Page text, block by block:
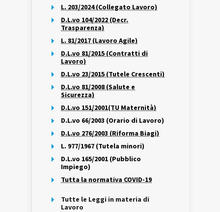
L. 203/2024 (Collegato Lavoro)
D.L.vo 104/2022 (Decr.
Trasparenza)
L. 81/2017 (Lavoro Agile)
D.L.vo 81/2015 (Contratti di
Lavoro)
D.L.vo 23/2015 (Tutele Crescenti)
D.L.vo 81/2008 (Salute e
Sicurezza)
D.L.vo 151/2001(TU Maternità)
D.L.vo 66/2003 (Orario di Lavoro)
D.L.vo 276/2003 (Riforma Biagi)
L. 977/1967 (Tutela minori)
D.L.vo 165/2001 (Pubblico
Impiego)
Tutta la normativa COVID-19
Tutte le Leggi in materia di
Lavoro